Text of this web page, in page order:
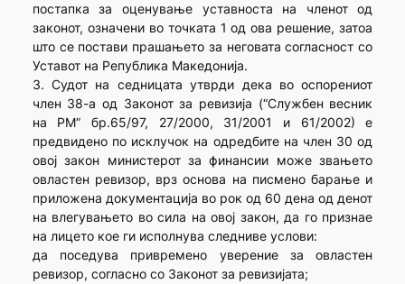
постапка за оценување уставноста на членот од
законот, означени во точката 1 од ова решение, затоа
што се постави прашањето за неговата согласност со
Уставот на Република Македонија.
3. Судот на седницата утврди дека во оспорениот
член 38-а од Законот за ревизија (“Службен весник
на РМ” бр.65/97, 27/2000, 31/2001 и 61/2002) е
предвидено по исклучок на одредбите на член 30 од
овој закон министерот за финансии може звањето
овластен ревизор, врз основа на писмено барање и
приложена документација во рок од 60 дена од денот
на влегувањето во сила на овој закон, да го признае
на лицето кое ги исполнува следниве услови:
да поседува привремено уверение за овластен
ревизор, согласно со Законот за ревизијата;